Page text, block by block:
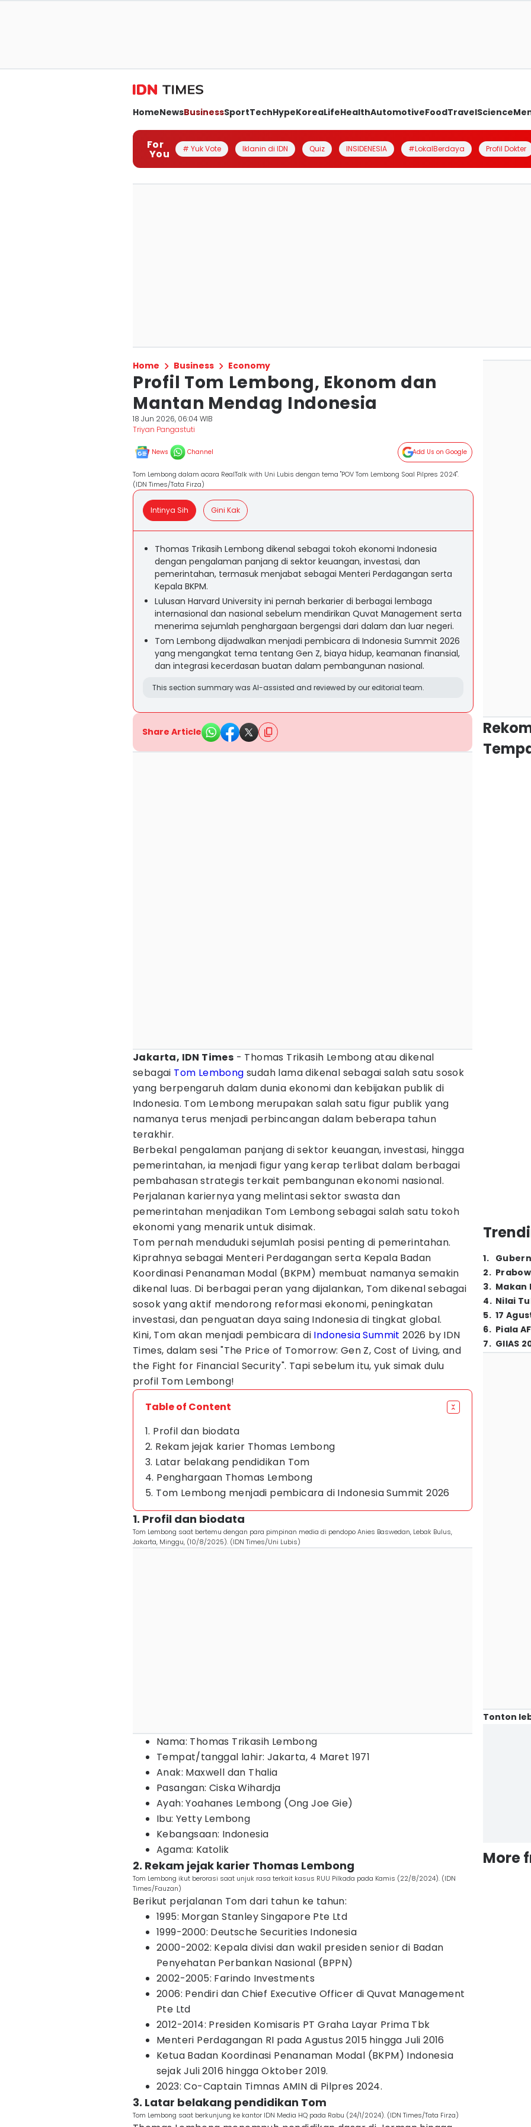
HomeNewsBusinessSportTechHypeKoreaLifeHealthAutomotiveFoodTravelScience
For
You # Yuk Vote Iklanin di IDN Quiz INSIDENESIA #LokalBerdaya Profil Dokter
Home Business Economy
Profil Tom Lembong, Ekonom dan
Mantan Mendag Indonesia
18 Jun 2026, 06:04 WIB
Triyan Pangastuti
News Channel Add Us on Google
Tom Lembong dalam acara RealTalk with Uni Lubis dengan tema "POV Tom Lembong Soal Pilpres 2024".
(IDN Times/Tata Firza)
Intinya Sih Gini Kak
Thomas Trikasih Lembong dikenal sebagai tokoh ekonomi Indonesia
dengan pengalaman panjang di sektor keuangan, investasi, dan
pemerintahan, termasuk menjabat sebagai Menteri Perdagangan serta
Kepala BKPM.
Lulusan Harvard University ini pernah berkarier di berbagai lembaga
internasional dan nasional sebelum mendirikan Quvat Management serta
menerima sejumlah penghargaan bergengsi dari dalam dan luar negeri.
Tom Lembong dijadwalkan menjadi pembicara di Indonesia Summit 2026
yang mengangkat tema tentang Gen Z, biaya hidup, keamanan finansial,
dan integrasi kecerdasan buatan dalam pembangunan nasional.
This section summary was AI-assisted and reviewed by our editorial team.
Share Article
Jakarta, IDN Times - Thomas Trikasih Lembong atau dikenal
sebagai Tom Lembong sudah lama dikenal sebagai salah satu sosok
yang berpengaruh dalam dunia ekonomi dan kebijakan publik di
Indonesia. Tom Lembong merupakan salah satu figur publik yang
namanya terus menjadi perbincangan dalam beberapa tahun
terakhir.
Berbekal pengalaman panjang di sektor keuangan, investasi, hingga
pemerintahan, ia menjadi figur yang kerap terlibat dalam berbagai
pembahasan strategis terkait pembangunan ekonomi nasional.
Perjalanan kariernya yang melintasi sektor swasta dan
pemerintahan menjadikan Tom Lembong sebagai salah satu tokoh
ekonomi yang menarik untuk disimak.
Tom pernah menduduki sejumlah posisi penting di pemerintahan.
Kiprahnya sebagai Menteri Perdagangan serta Kepala Badan
Koordinasi Penanaman Modal (BKPM) membuat namanya semakin
dikenal luas. Di berbagai peran yang dijalankan, Tom dikenal sebagai
sosok yang aktif mendorong reformasi ekonomi, peningkatan
investasi, dan penguatan daya saing Indonesia di tingkat global.
Kini, Tom akan menjadi pembicara di Indonesia Summit 2026 by IDN
Times, dalam sesi "The Price of Tomorrow: Gen Z, Cost of Living, and
the Fight for Financial Security". Tapi sebelum itu, yuk simak dulu
profil Tom Lembong!
Table of Content
1. Profil dan biodata
2. Rekam jejak karier Thomas Lembong
3. Latar belakang pendidikan Tom
4. Penghargaan Thomas Lembong
5. Tom Lembong menjadi pembicara di Indonesia Summit 2026
1. Profil dan biodata
Tom Lembong saat bertemu dengan para pimpinan media di pendopo Anies Baswedan, Lebak Bulus,
Jakarta, Minggu, (10/8/2025). (IDN Times/Uni Lubis)
Nama: Thomas Trikasih Lembong
Tempat/tanggal lahir: Jakarta, 4 Maret 1971
Anak: Maxwell dan Thalia
Pasangan: Ciska Wihardja
Ayah: Yoahanes Lembong (Ong Joe Gie)
Ibu: Yetty Lembong
Kebangsaan: Indonesia
Agama: Katolik
2. Rekam jejak karier Thomas Lembong
Tom Lembong ikut berorasi saat unjuk rasa terkait kasus RUU Pilkada pada Kamis (22/8/2024). (IDN
Times/Fauzan)
Berikut perjalanan Tom dari tahun ke tahun:
1995: Morgan Stanley Singapore Pte Ltd
1999-2000: Deutsche Securities Indonesia
2000-2002: Kepala divisi dan wakil presiden senior di Badan
Penyehatan Perbankan Nasional (BPPN)
2002-2005: Farindo Investments
2006: Pendiri dan Chief Executive Officer di Quvat Management
Pte Ltd
2012-2014: Presiden Komisaris PT Graha Layar Prima Tbk
Menteri Perdagangan RI pada Agustus 2015 hingga Juli 2016
Ketua Badan Koordinasi Penanaman Modal (BKPM) Indonesia
sejak Juli 2016 hingga Oktober 2019.
2023: Co-Captain Timnas AMIN di Pilpres 2024.
3. Latar belakang pendidikan Tom
Tom Lembong saat berkunjung ke kantor IDN Media HQ pada Rabu (24/1/2024). (IDN Times/Tata Firza)
1.
2.
3. Makan
4. Nilai
5. 17
6. Piala
7. GIIAS
Tonton
More